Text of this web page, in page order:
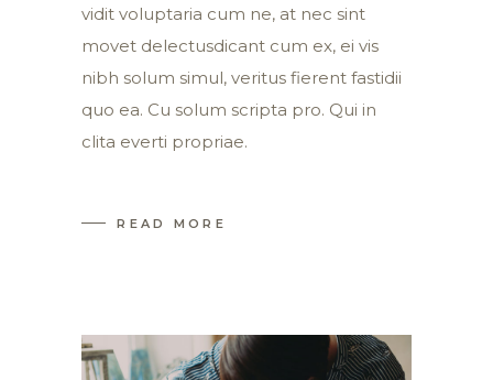
vidit voluptaria cum ne, at nec sint
movet delectusdicant cum ex, ei vis
nibh solum simul, veritus fierent fastidii
quo ea. Cu solum scripta pro. Qui in
clita everti propriae.
READ MORE